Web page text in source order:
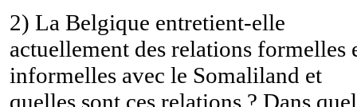
2) La Belgique entretient-elle
actuellement des relations formelles
informelles avec le Somaliland et
quelles sont ces relations ? Dans